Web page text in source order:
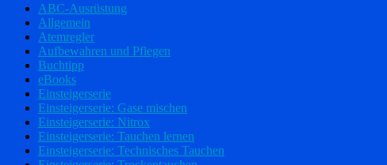
ABC-Ausrüstung
Allgemein
Atemregler
Aufbewahren und Pflegen
Buchtipp
eBooks
Einsteigerserie
Einsteigerserie: Gase mischen
Einsteigerserie: Nitrox
Einsteigerserie: Tauchen lernen
Einsteigerserie: Technisches Tauchen